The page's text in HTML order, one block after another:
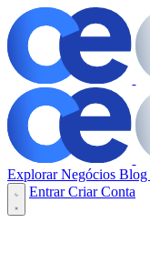
Explorar Negócios Blog
EntrarCriar Conta